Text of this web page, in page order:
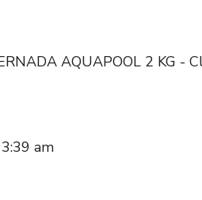
AQUAPOOL 2 KG -
am